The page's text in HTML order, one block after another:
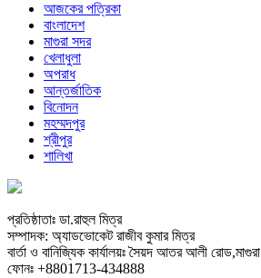
আজকের পত্রিকা
বাংলাদেশ
মাগুরা সদর
খেলাধুলা
অপরাধ
আন্তর্জাতিক
বিনোদন
মহম্মদপুর
শ্রীপুর
শালিখা
প্রতিষ্ঠাতাঃ ডা.রাহুল মিত্র
সম্পাদক: অ্যাডভোকেট রাজীব কুমার মিত্র
বার্তা ও বানিজ্যিক কার্যালয়ঃ সৈয়দ আতর আলী রোড,মাগুরা
ফোনঃ +8801713-434888